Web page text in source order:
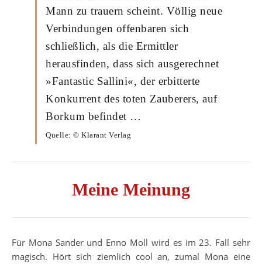
Mann zu trauern scheint. Völlig neue
Verbindungen offenbaren sich
schließlich, als die Ermittler
herausfinden, dass sich ausgerechnet
»Fantastic Sallini«, der erbitterte
Konkurrent des toten Zauberers, auf
Borkum befindet …
Quelle: © Klarant Verlag
Meine Meinung
Für Mona Sander und Enno Moll wird es im 23. Fall sehr
magisch. Hört sich ziemlich cool an, zumal Mona eine